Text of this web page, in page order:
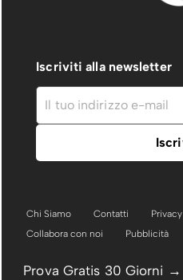
Iscriviti alla newsletter
Chi Siamo Contatti Privacy
Collabora con noi
Pubblicità
Prova Gratis 30 Giorni →